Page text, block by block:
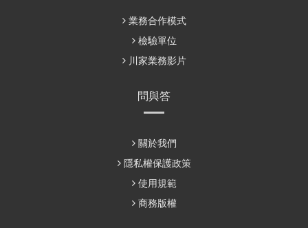
業務合作模式
檢驗單位
川家業務影片
問與答
關於我們
隱私權保護政策
使用規範
商務版權